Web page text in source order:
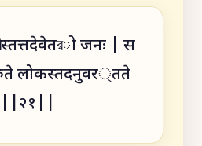
जनः | स
लोकस्तदनुवर্तते
||२१||